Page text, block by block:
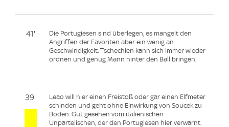
41'
Die Portugiesen sind überlegen, es mangelt den
Angriffen der Favoriten aber ein wenig an
Geschwindigkeit. Tschechien kann sich immer wieder
ordnen und genug Mann hinter den Ball bringen.
39'
Leao will hier einen Freistoß oder gar einen Elfmeter
schinden und geht ohne Einwirkung von Soucek zu
Boden. Gut gesehen vom italienischen
Unparteiischen, der den Portugiesen hier verwarnt.